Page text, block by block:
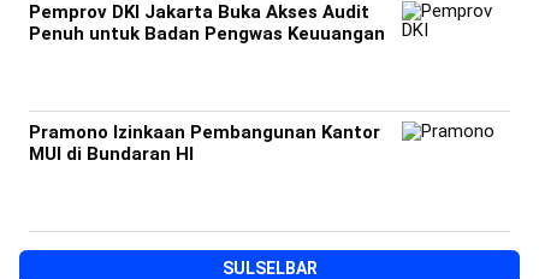
Pemprov DKI Jakarta Buka Akses Audit
Penuh untuk Badan Pengwas Keuuangan
Pramono Izinkaan Pembangunan Kantor
MUI di Bundaran HI
SULSELBAR